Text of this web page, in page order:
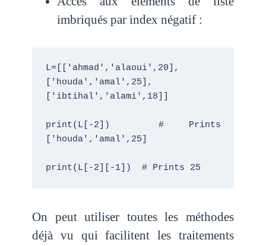
imbriqués par index négatif :
L=[['ahmad','alaoui',20],
['houda','amal',25],
['ibtihal','alami',18]]
print(L[-2])  # Prints
['houda','amal',25]
print(L[-2][-1])  # Prints 25
On peut utiliser toutes les méthodes
déjà vu qui facilitent les traitements